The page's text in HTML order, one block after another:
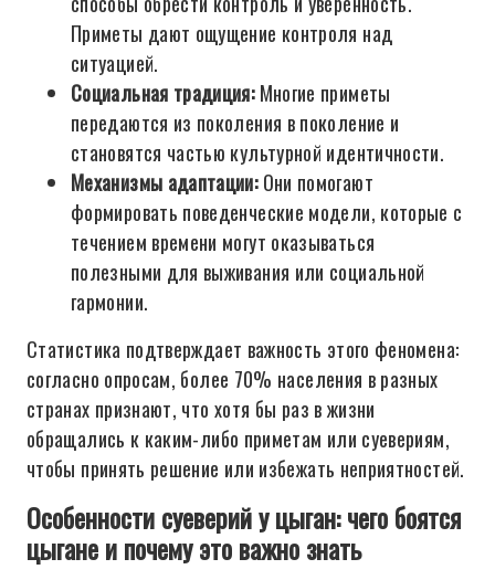
Приметы дают ощущение контроля над
ситуацией.
Социальная традиция:Многие приметы
передаются из поколения в поколение и
становятся частью культурной идентичности.
Механизмы адаптации:Они помогают
формировать поведенческие модели, которые с
течением времени могут оказываться
полезными для выживания или социальной
гармонии.
Статистика подтверждает важность этого феномена:
согласно опросам, более 70% населения в разных
странах признают, что хотя бы раз в жизни
обращались к каким-либо приметам или суевериям,
чтобы принять решение или избежать неприятностей.
Особенности суеверий у цыган: чего боятся
цыгане и почему это важно знать